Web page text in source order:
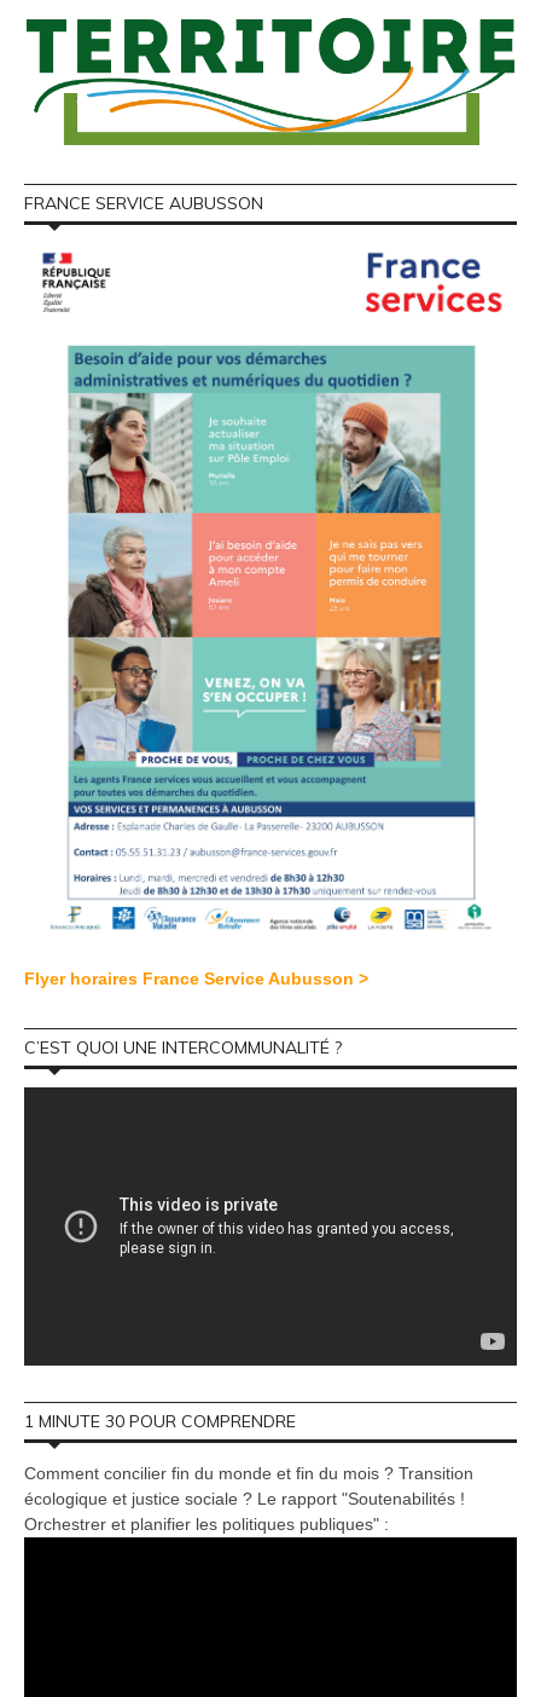
FRANCE SERVICE AUBUSSON
Flyer horaires France Service Aubusson >
C’EST QUOI UNE INTERCOMMUNALITÉ ?
1 MINUTE 30 POUR COMPRENDRE
Comment concilier fin du monde et fin du mois ? Transition
écologique et justice sociale ? Le rapport "Soutenabilités !
Orchestrer et planifier les politiques publiques" :